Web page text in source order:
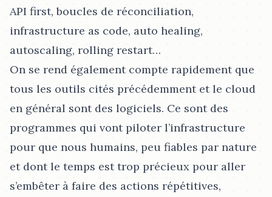
API first, boucles de réconciliation,
infrastructure as code, auto healing,
autoscaling, rolling restart…​
On se rend également compte rapidement que
tous les outils cités précédemment et le cloud
en général sont des logiciels. Ce sont des
programmes qui vont piloter l’infrastructure
pour que nous humains, peu fiables par nature
et dont le temps est trop précieux pour aller
s’embêter à faire des actions répétitives,